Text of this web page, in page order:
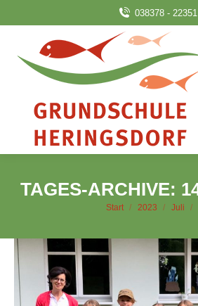
038378 - 22351
TAGES-ARCHIVE:
Sie befinden sich
Start 2023 Juli